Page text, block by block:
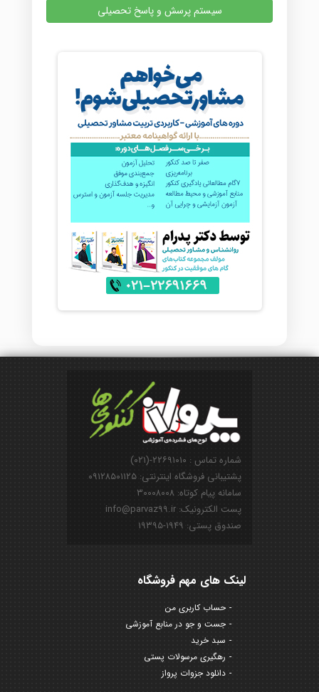
سیستم پرسش و پاسخ تحصیلی
شماره تماس : ۲۲۶۹۱۰۱۰-(۰۲۱)
پشتیبانی فروشگاه اینترنتی: ۰۹۱۲۸۵۰۱۱۲۵
سامانه پیام کوتاه: ۳۰۰۰۸۰۰۸
پست الکترونیک: info@parvaz99.ir
صندوق پستی: ۱۹۴۹-۱۹۳۹۵
لینک های مهم فروشگاه
حساب کاربری من
جست و جو در منابع آموزشی
سبد خرید
رهگیری مرسولات پستی
دانلود جزوات پرواز